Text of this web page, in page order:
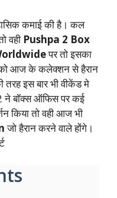
कमाई की है। कल
वही Pushpa 2 Box
पर तो इसका
को आज के कलेक्शन से हैरान
तरह इस बार भी वीकेंड मे
ने बॉक्स ऑफिस पर कई
किया तो वही आज भी
जो हैरान करने वाले होंगे।